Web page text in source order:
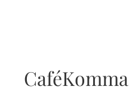
CaféKomma